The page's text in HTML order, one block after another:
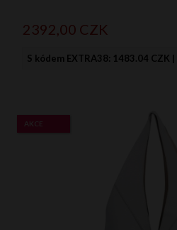
2392,00 CZK
S kódem EXTRA38: 1483.04 CZK |
AKCE